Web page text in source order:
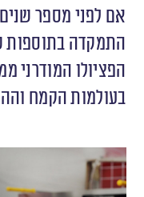
אם לפני מספר
התמקדה בתוספות
הפציולו המודרני
בעולמות הקמח